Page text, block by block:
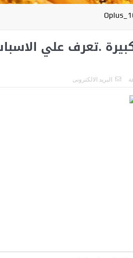
.تعرف علي
البريد الالكترونى